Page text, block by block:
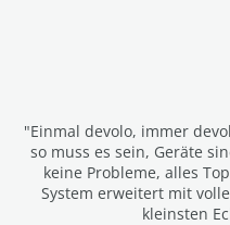
"Einmal devolo, immer
so muss es sein, Geräte
keine Probleme, alles
System erweitert mit
kleinsten